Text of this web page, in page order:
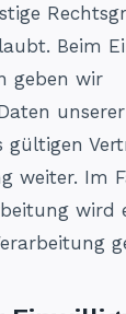
Beim
geben wir
gültigen
weiter. Im
wird